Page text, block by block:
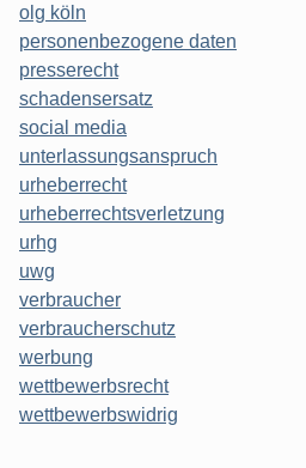
olg köln
personenbezogene daten
presserecht
schadensersatz
social media
unterlassungsanspruch
urheberrecht
urheberrechtsverletzung
urhg
uwg
verbraucher
verbraucherschutz
werbung
wettbewerbsrecht
wettbewerbswidrig